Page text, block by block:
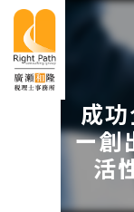
成
ー創
活